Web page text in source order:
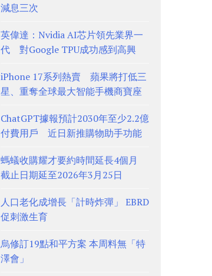
減息三次
英偉達：Nvidia AI芯片領先業界一
代 對Google TPU成功感到高興
iPhone 17系列熱賣 蘋果將打低三
星、重奪全球最大智能手機商寶座
ChatGPT據報預計2030年至少2.2億
付費用戶 近日新推購物助手功能
螞蟻收購耀才要約時間延長4個月
截止日期延至2026年3月25日
人口老化成增長「計時炸彈」 EBRD
促刺激生育
烏修訂19點和平方案 本周料無「特
澤會」